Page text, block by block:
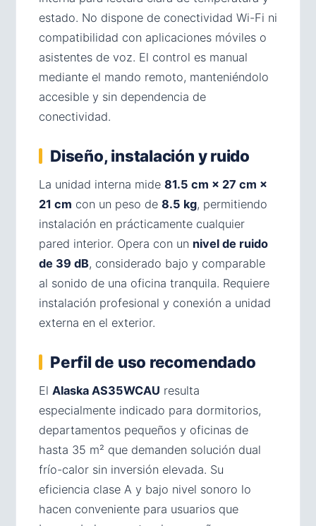
estado. No dispone de conectividad Wi-Fi ni
compatibilidad con aplicaciones móviles o
asistentes de voz. El control es manual
mediante el mando remoto, manteniéndolo
accesible y sin dependencia de
conectividad.
Diseño, instalación y ruido
La unidad interna mide 81.5 cm × 27 cm ×
21 cm con un peso de 8.5 kg, permitiendo
instalación en prácticamente cualquier
pared interior. Opera con un nivel de ruido
de 39 dB, considerado bajo y comparable
al sonido de una oficina tranquila. Requiere
instalación profesional y conexión a unidad
externa en el exterior.
Perfil de uso recomendado
El Alaska AS35WCAU resulta
especialmente indicado para dormitorios,
departamentos pequeños y oficinas de
hasta 35 m² que demanden solución dual
frío-calor sin inversión elevada. Su
eficiencia clase A y bajo nivel sonoro lo
hacen conveniente para usuarios que